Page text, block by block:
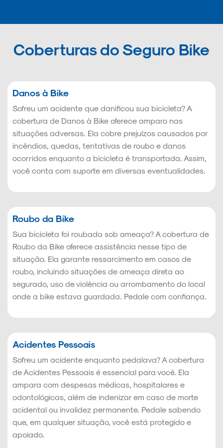
Coberturas do Seguro Bike
Danos à Bike
Sofreu um acidente que danificou sua bicicleta? A
cobertura de Danos à Bike oferece amparo nas
situações adversas. Ela cobre prejuízos causados por
incêndios, quedas, tentativas de roubo e danos
ocorridos enquanto a bicicleta é transportada. Assim,
você conta com suporte em diversas eventualidades.
Roubo da Bike
Sua bicicleta foi roubada sob ameaça? A cobertura de
Roubo da Bike oferece assistência nesse tipo de
situação. Ela garante ressarcimento em casos de
roubo, incluindo situações de ameaça direta ao
segurado, uso de violência ou arrombamento do local
onde a bike estava guardada. Pedale com confiança.
Acidentes Pessoais
Sofreu um acidente enquanto pedalava? A cobertura
de Acidentes Pessoais é essencial para você. Ela
ampara com despesas médicas, hospitalares e
odontológicas, além de indenizar em caso de morte
acidental ou invalidez permanente. Pedale sabendo
que, em qualquer situação, você está protegido e
apoiado.